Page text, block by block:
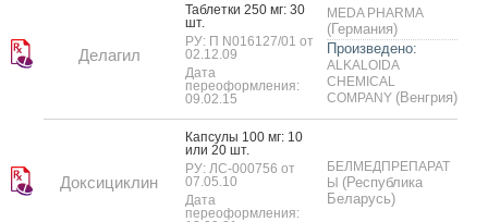
Делагил
Таб­летки 250 мг: 30
шт.
РУ: П N016127/01 от
02.12.09
Дата
переоформления:
09.02.15
MEDA PHARMA
(Германия)
Произведено:
ALKALOIDA
CHEMICAL
COMPANY (Венгрия)
Доксициклин
Кап­су­лы 100 мг: 10
или 20 шт.
РУ: ЛС-000756 от
07.05.10
Дата
переоформления:
БЕЛМЕДПРЕПАРАТ
Ы (Республика
Беларусь)